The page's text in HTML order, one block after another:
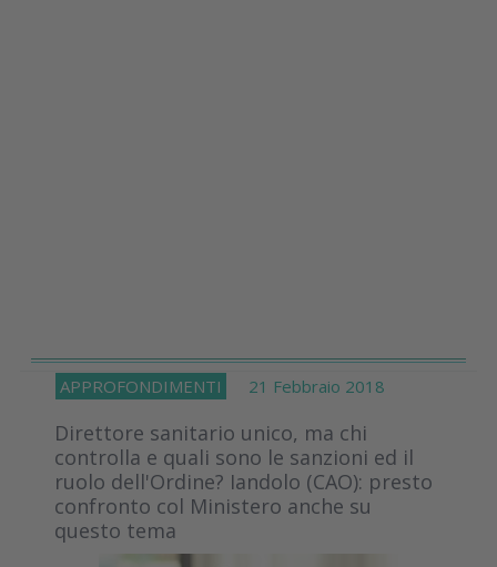
APPROFONDIMENTI 21 Febbraio 2018
Direttore sanitario unico, ma chi
controlla e quali sono le sanzioni ed il
ruolo dell'Ordine? Iandolo (CAO): presto
confronto col Ministero anche su
questo tema